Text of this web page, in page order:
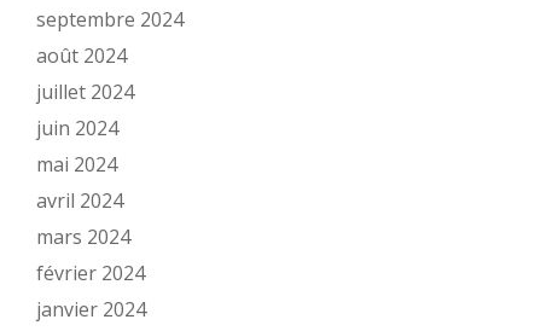
septembre 2024
août 2024
juillet 2024
juin 2024
mai 2024
avril 2024
mars 2024
février 2024
janvier 2024